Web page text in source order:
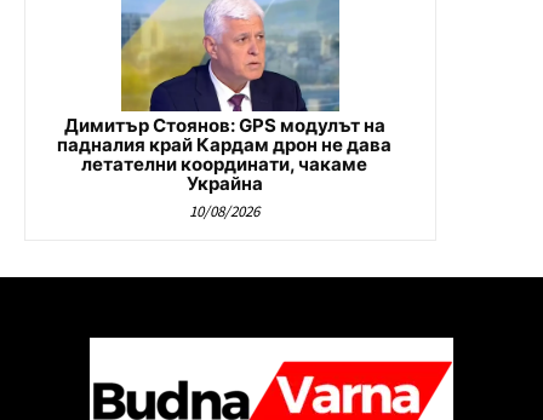
Димитър Стоянов: GPS модулът на
падналия край Кардам дрон не дава
летателни координати, чакаме
Украйна
10/08/2026